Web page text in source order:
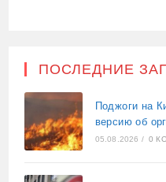
ПОСЛЕДНИЕ
Поджоги на
версию об
05.08.2026 / 0